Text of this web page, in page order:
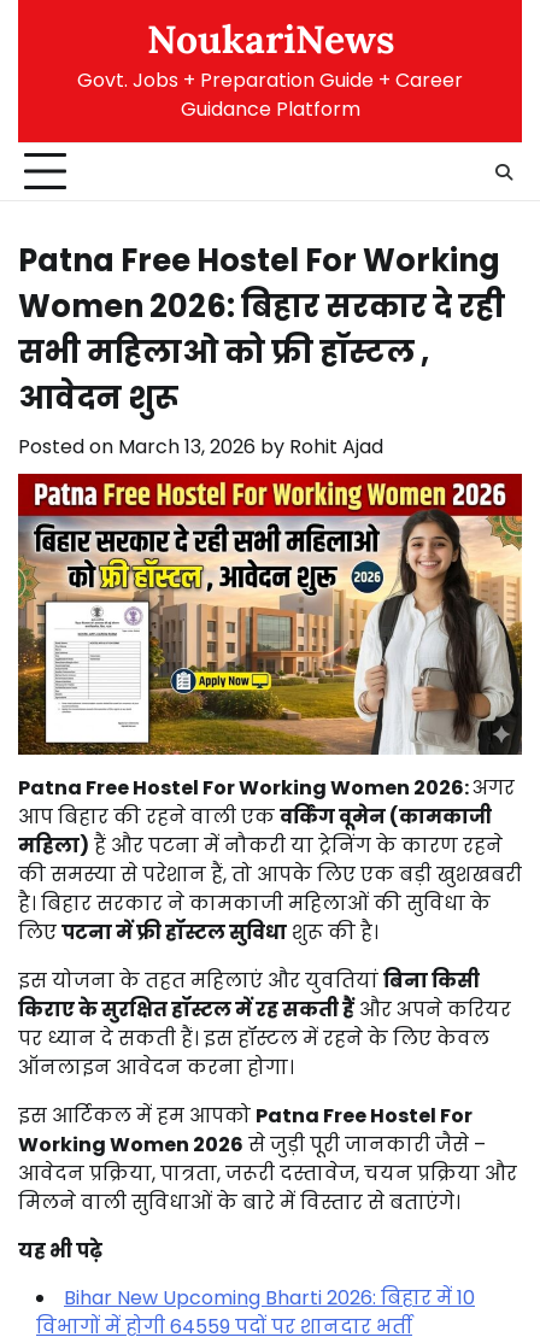
NoukariNews
Govt. Jobs + Preparation Guide + Career
Guidance Platform
Patna Free Hostel For Working
Women 2026: बिहार सरकार दे रही
सभी महिलाओ को फ्री हॉस्टल ,
आवेदन शुरू
Posted on March 13, 2026 by Rohit Ajad
Patna Free Hostel For Working Women 2026:अगर
आपबिहारकीरहनेवालीएकवर्किंगवूमेन (कामकाजी
महिला) हैं औरपटनामेंनौकरीयाट्रेनिंगकेकारणरहने
कीसमस्यासेपरेशानहैं,तो आपकेलिएएकबड़ीखुशखबरी
है। बिहारसरकारनेकामकाजीमहिलाओंकीसुविधाके
लिएपटनामेंफ्रीहॉस्टलसुविधा शुरूकीहै।
इसयोजनाकेतहतमहिलाएं औरयुवतियांबिनाकिसी
किराएकेसुरक्षितहॉस्टलमेंरहसकतीहैं औरअपनेकरियर
पर ध्यानदेसकतीहैं। इसहॉस्टलमेंरहनेकेलिएकेवल
ऑनलाइन आवेदनकरनाहोगा।
इस आर्टिकलमेंहम आपको Patna FreeHostel For
WorkingWomen 2026 सेजुड़ीपूरीजानकारीजैसे –
आवेदनप्रक्रिया,पात्रता,जरूरीदस्तावेज,चयनप्रक्रिया और
मिलनेवालीसुविधाओंकेबारेमेंविस्तारसेबताएंगे।
यह भी पढ़े
Bihar New Upcoming Bharti 2026: बिहार में 10
विभागों में होगी 64559 पदों पर शानदार भर्ती